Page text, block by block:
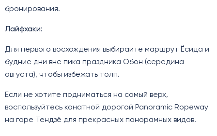
бронирования.
Лайфхаки:
Для первого восхождения выбирайте маршрут Ёсида и
будние дни вне пика праздника Обон (середина
августа), чтобы избежать толп.
Если не хотите подниматься на самый верх,
воспользуйтесь канатной дорогой Panoramic Ropeway
на горе Тендзё для прекрасных панорамных видов.